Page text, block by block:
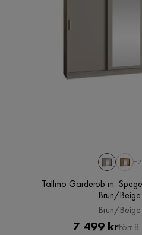
+2
Tallmo Garderob m.
Brun/Beige
Brun/Beige
Pris
7 499 krFörr